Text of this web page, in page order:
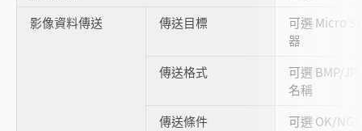
影像資料傳送 傳送目標
可選 Micro
器
傳送格式
可選 BMP/
名稱
傳送條件
可選 OK/